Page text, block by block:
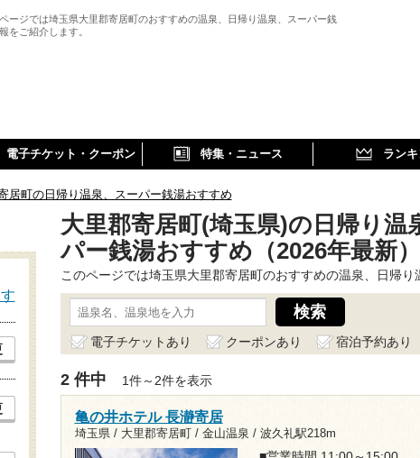
ージでは埼玉県大里郡寄居町のおすすめの温泉、日帰り温泉、スーパー銭
をご紹介します。
電子チケット・クーポン 特集・ニュース ラン
居町の日帰り温泉、スーパー銭湯おすすめ
大里郡寄居町(埼玉県)の日帰り温
パー銭湯おすすめ（2026年最新）
このページでは埼玉県大里郡寄居町のおすすめの温泉、日帰り
電子チケットあり クーポンあり 宿泊予約あり
2 件中 1件～2件を表示
亀の井ホテル 長瀞寄居
埼玉県 / 大里郡寄居町 / 金山温泉 / 波久礼駅218m